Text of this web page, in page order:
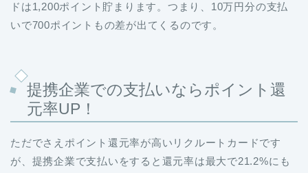
ドは1,200ポイント貯まります。つまり、10万円分の支払
いで700ポイントもの差が出てくるのです。
提携企業での支払いならポイント還
元率UP！
ただでさえポイント還元率が高いリクルートカードです
が、提携企業で支払いをすると還元率は最大で21.2%にも